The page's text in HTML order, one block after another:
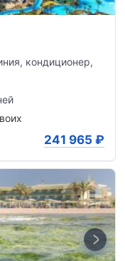
кондиционер,
241 965 ₽